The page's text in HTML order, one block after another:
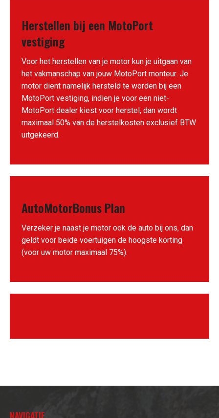
Herstellen bij een MotoPort
vestiging
Voor het herstellen van je motor kun je uitgaan van
het vakmanschap van jouw MotoPort monteur. Je
motor dient namelijk hersteld te worden bij een
MotoPort vestiging, indien je voor een niet-
MotoPort dealer kiest voor herstel, dan wordt
maximaal 50% van de herstelkosten exclusief BTW
uitgekeerd.
AutoMotorBonus Plan
Verzeker je naast je motor ook de auto bij ons, dan
geldt voor beide voertuigen de hoogste korting
(voor uw motor maximaal 75%).
NAVIGATIE